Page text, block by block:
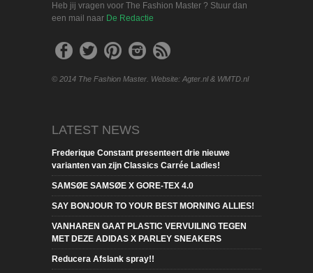
Heb jij vragen voor The Fashion Master ? Stuur dan
een mail naar De Redactie
© 2014 The Fashion Master. Website: Agter.nl & WMTD.nl
LATEST NEWS
Frederique Constant presenteert drie nieuwe
varianten van zijn Classics Carrée Ladies!
SAMSØE SAMSØE X GORE-TEX 4.0
SAY BONJOUR TO YOUR BEST MORNING ALLIES!
VANHAREN GAAT PLASTIC VERVUILING TEGEN
MET DEZE ADIDAS X PARLEY SNEAKERS
Reducera Afslank spray!!